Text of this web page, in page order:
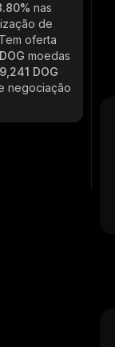
nas
de
oferta
moedas
DOG
negociação